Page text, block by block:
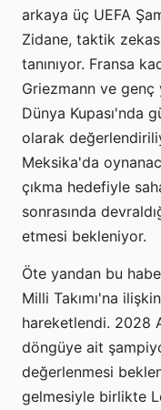
arkaya üç UEFA
Zidane, taktik
tanınıyor. Fransa
Griezmann ve genç
Dünya Kupası'nda
olarak
Meksika'da
çıkma hedefiyle
sonrasında
etmesi bekleniyor.
Öte yandan bu
Milli Takımı'na
hareketlendi. 2028
döngüye ait
değerlenmesi
gelmesiyle birlikte